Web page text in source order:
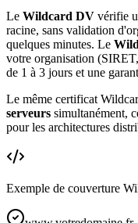
Le Wildcard DV vérifie
racine, sans validation
quelques minutes. Le
votre organisation
de 1 à 3 jours et une
Le même certificat
serveurs simultanément,
pour les architectures
Exemple de couverture